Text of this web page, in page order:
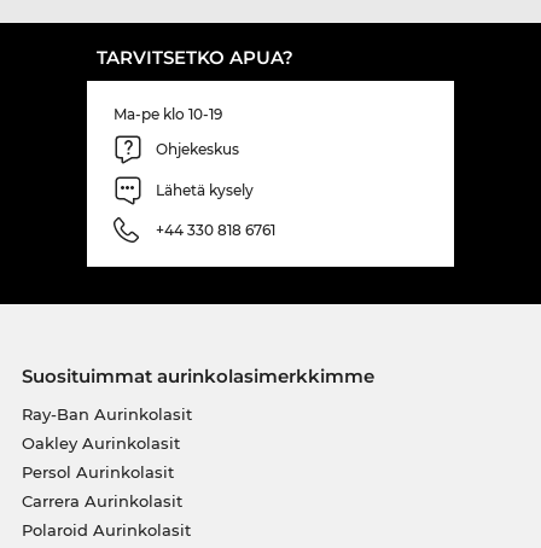
TARVITSETKO APUA?
Ma-pe klo 10-19
Ohjekeskus
Lähetä kysely
+44 330 818 6761
Suosituimmat aurinkolasimerkkimme
Ray-Ban Aurinkolasit
Oakley Aurinkolasit
Persol Aurinkolasit
Carrera Aurinkolasit
Polaroid Aurinkolasit